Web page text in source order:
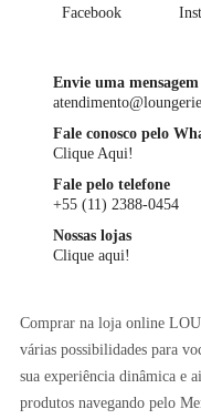
Facebook
Envie uma
Fale conosco pelo
Clique Aqui!
Fale pelo telefone
+55 (11) 2388-0454
Nossas lojas
Clique aqui!
Comprar na loja online
várias possibilidades para
sua experiência dinâmica e
produtos navegando pelo